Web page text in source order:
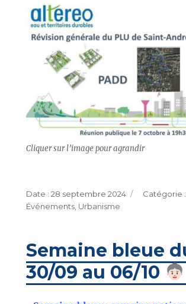
Cliquer sur l’image pour agrandir
Publié
le
28 septembre 2024
Événements, Urbanisme
Semaine bleue
30/09 au 06/10